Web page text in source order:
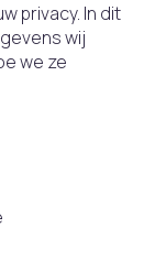
privacy. In dit
wij
we ze